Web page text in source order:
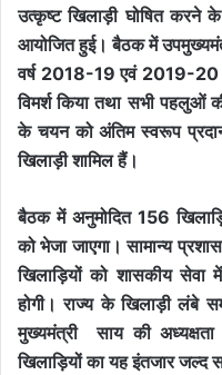
उत्कृष्ट खिलाड़ी घोषित करने
आयोजित हुई। बैठक में
वर्ष 2018-19 एवं 2019-20
विमर्श किया तथा सभी पहलुओं
के चयन को अंतिम स्वरूप
खिलाड़ी शामिल हैं।
बैठक में अनुमोदित 156
को भेजा जाएगा। सामान्य
खिलाड़ियों को शासकीय सेवा
होगी। राज्य के खिलाड़ी लंबे
मुख्यमंत्री साय की
खिलाड़ियों का यह इंतजार जल्द